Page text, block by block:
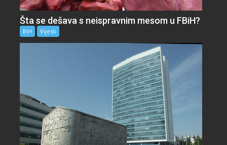
Šta se dešava s neispravnim mesom u FBiH?
BiH Vijesti